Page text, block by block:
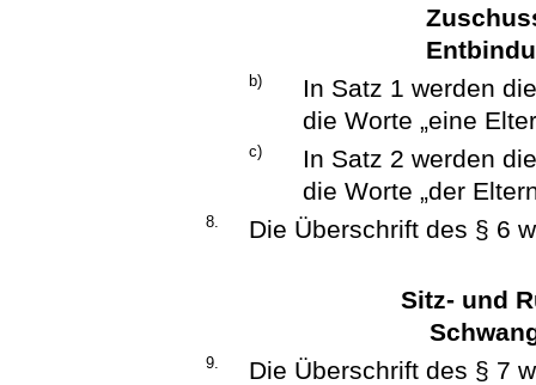
b)
In Satz 1 werden
die Worte „eine
c)
In Satz 2 werden
die Worte „der
8. Die Überschrift des § 6
Sitz- und
9. Die Überschrift des § 7